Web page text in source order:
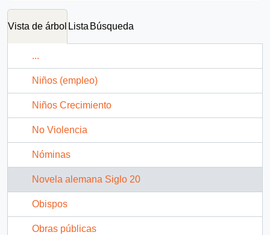
Vista de árbol Lista Búsqueda
...
Niños (empleo)
Niños Crecimiento
No Violencia
Nóminas
Novela alemana Siglo 20
Obispos
Obras públicas